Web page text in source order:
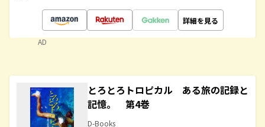
詳細を見る
AD
とろとろトロピカル ある旅の記録と
記憶。 第4巻
D-Books